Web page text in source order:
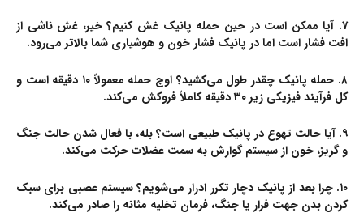
۷. آیا ممکن است در حین حمله پانیک غش کنیم؟
خیر، غش ناشی از
افت فشار است اما در پانیک فشار خون و هوشیاری شما بالاتر می‌رود.
۸. حمله پانیک چقدر طول می‌کشید؟
اوج حمله معمولاً ۱۰ دقیقه است و
کل فرآیند فیزیکی زیر ۳۰ دقیقه کاملاً فروکش می‌کند.
۹. آیا حالت تهوع در پانیک طبیعی است؟
بله، با فعال شدن حالت جنگ
و گریز، خون از سیستم گوارش به سمت عضلات حرکت می‌کند.
۱۰. چرا بعد از پانیک دچار تکرر ادرار می‌شویم؟
سیستم عصبی برای سبک
کردن بدن جهت فرار یا جنگ، فرمان تخلیه مثانه را صادر می‌کند.